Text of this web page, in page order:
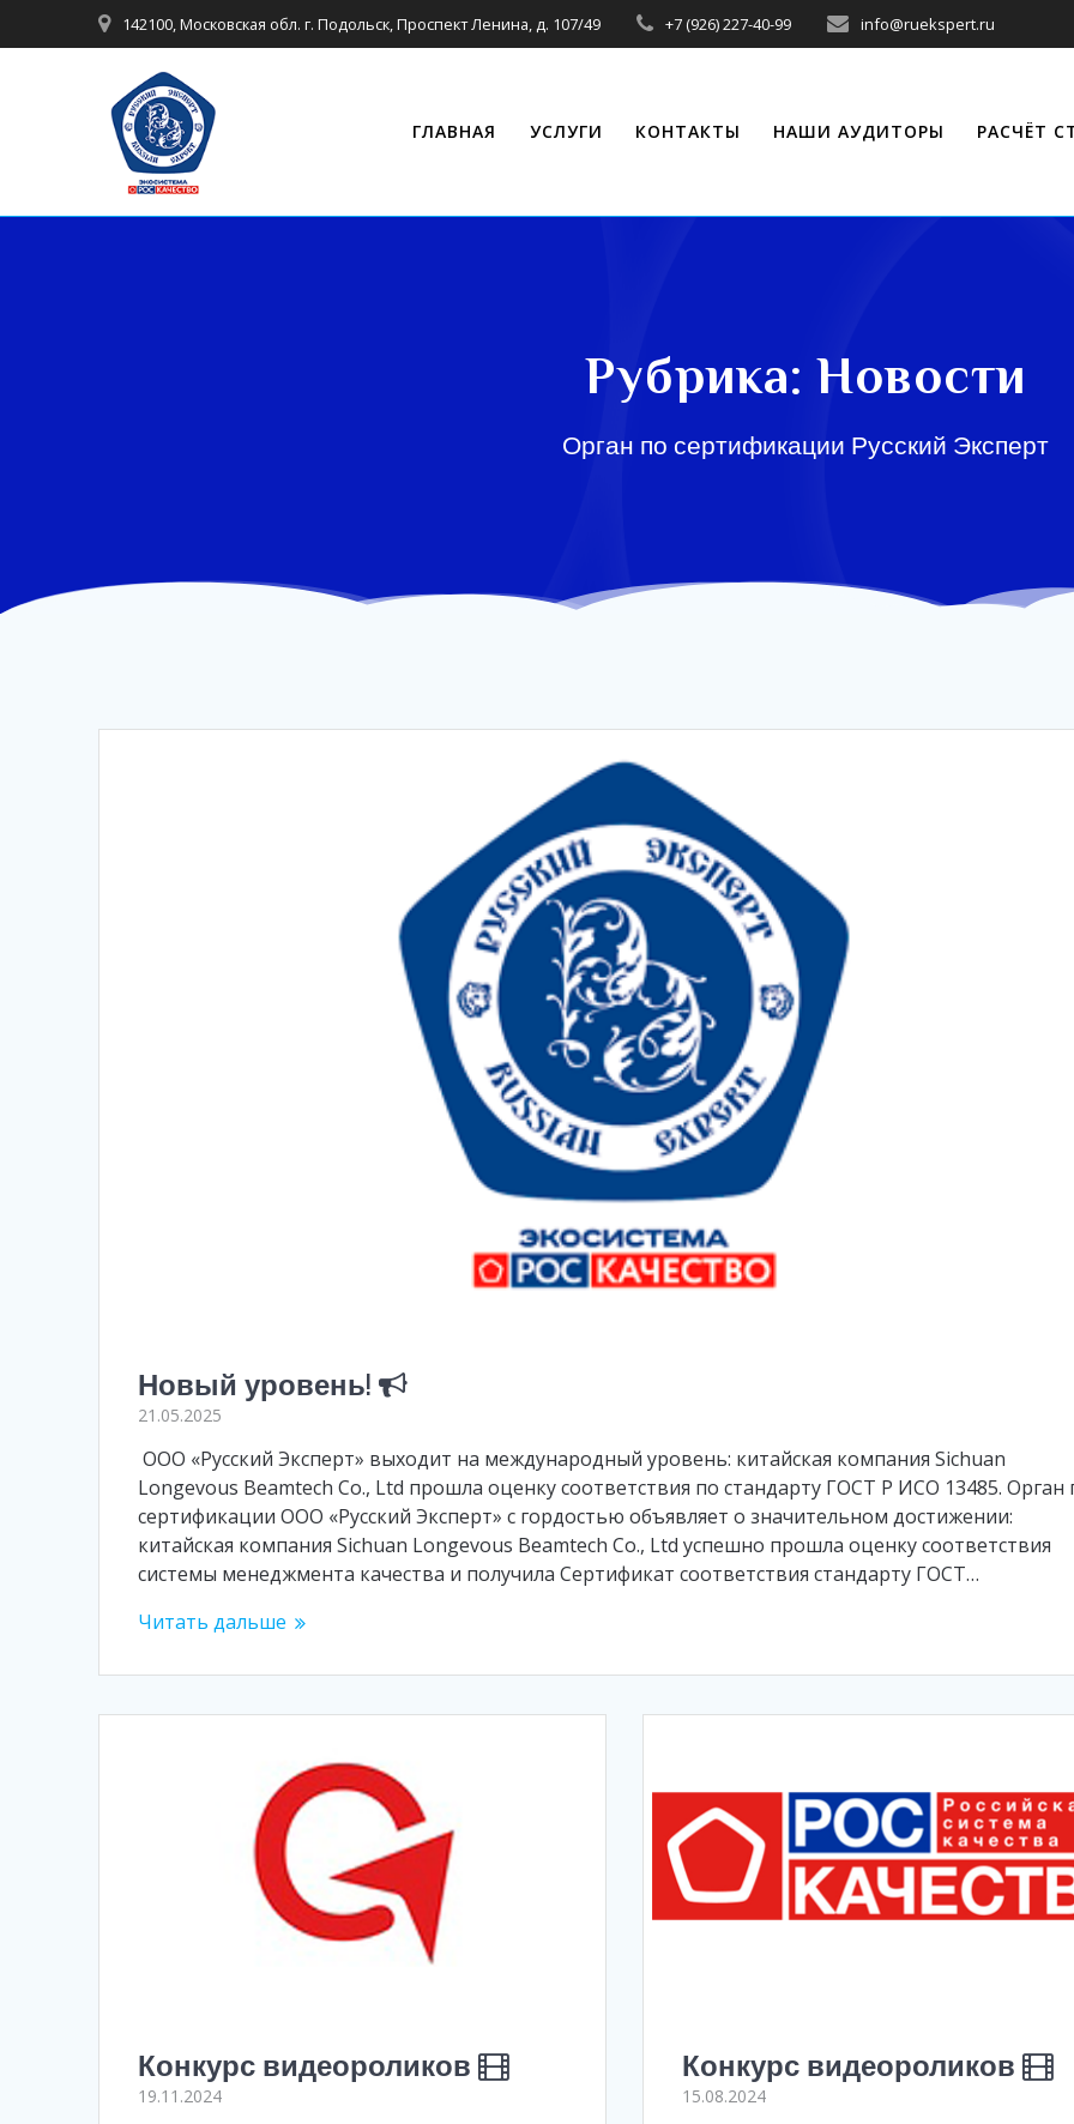
142100, Московская обл. г. Подольск, Проспект Ленина, д. 107/49 +7 (926) 227-40-99 info@ruekspert.ru
ГЛАВНАЯ УСЛУГИ КОНТАКТЫ НАШИ АУДИТОРЫ РАСЧЁТ
Рубрика:Новости
Орган по сертификации Русский Эксперт
Новый уровень!
21.05.2025
ООО «Русский Эксперт» выходит на международный уровень: китайская компания Sichuan
Longevous Beamtech Co., Ltd прошла оценку соответствия по стандарту ГОСТ Р ИСО 13485. Орган
сертификации ООО «Русский Эксперт» с гордостью объявляет о значительном достижении:
китайская компания Sichuan Longevous Beamtech Co., Ltd успешно прошла оценку соответствия
системы менеджмента качества и получила Сертификат соответствия стандарту ГОСТ…
Читать дальше
Конкурс видеороликов
19.11.2024
Конкурс видеороликов
15.08.2024